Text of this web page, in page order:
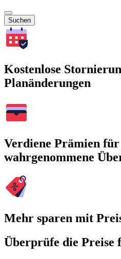
Suchen
Kostenlose
Planänderungen
Verdiene Prämien für
wahrgenommene
Mehr sparen mit
Überprüfe die Preise